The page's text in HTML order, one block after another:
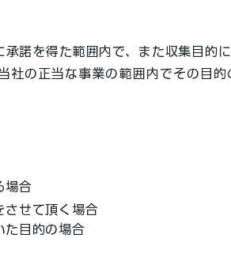
諾を得た範囲内で、また収集目的
社の正当な事業の範囲内でその目
場合
させて頂く場合
た目的の場合